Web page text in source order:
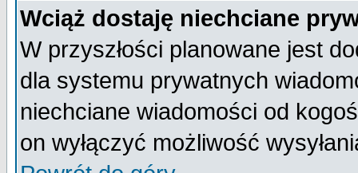
Wciąż dostaję niechciane
W przyszłości planowane jest
dla systemu prywatnych
niechciane wiadomości od
on wyłączyć możliwość